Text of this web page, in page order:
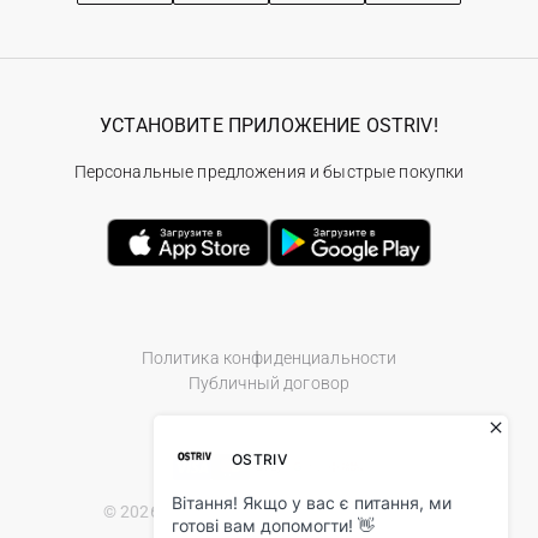
Политика конфиденциальности
Публичный договор
© 2026 Ostriv.ua Store. All Rights Reserved.
УСТАНОВИТЕ ПРИЛОЖЕНИЕ OSTRIV!
Персональные предложения и быстрые покупки